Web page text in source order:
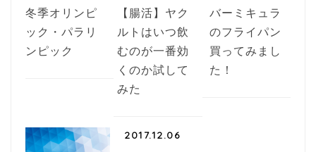
冬季オリンピ
ック・パラリ
ンピック
【腸活】ヤク
ルトはいつ飲
むのが一番効
くのか試して
みた
バーミキュラ
のフライパン
買ってみまし
た！
2017.12.06